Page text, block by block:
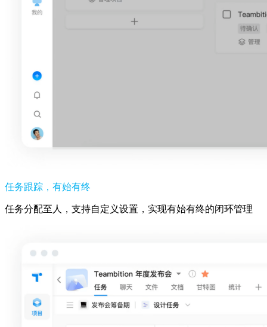
任务跟踪，有始有终
任务分配至人，支持自定义设置，实现有始有终的闭环管理